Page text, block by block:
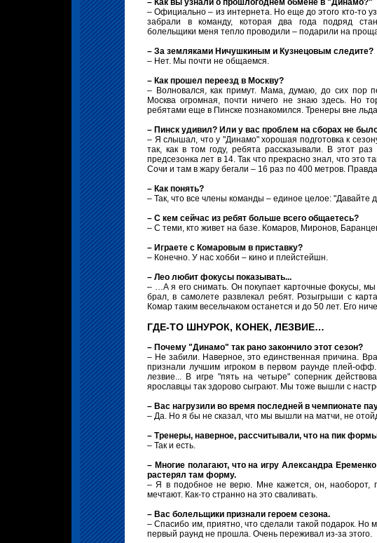
– Как вы узнали о прошлогоднем обмене в "Динамо?"
– Официально – из интернета. Но еще до этого кто-то
забрали в команду, которая два года подряд
болельщики меня тепло проводили – подарили на
– За земляками Ничушкиным и Кузнецовым следите?
– Нет. Мы почти не общаемся.
– Как прошел переезд в Москву?
– Волновался, как примут. Мама, думаю, до сих пор
Москва огромная, почти ничего не знаю здесь. Но
ребятами еще в Пинске познакомился. Тренеры вне
– Пинск удивил? Или у вас проблем на сборах не
– Я слышал, что у "Динамо" хорошая подготовка к
так, как в том году, ребята рассказывали. В этот
предсезонка лет в 14. Так что прекрасно знал, что это
Сочи и там в жару бегали – 16 раз по 400 метров.
– Как понять?
– Так, что все члены команды – единое целое:
– С кем сейчас из ребят больше всего общаетесь?
– С теми, кто живет на базе. Комаров, Миронов,
– Играете с Комаровым в приставку?
– Конечно. У нас хобби – кино и плейстейшн.
– Лео любит фокусы показывать...
– …А я его снимать. Он покупает карточные фокусы,
брал, в самолете развлекал ребят. Розыгрыши с
Комар таким весельчаком останется и до 50 лет. Его
ГДЕ-ТО ШНУРОК, КОНЕК, ЛЕЗВИЕ…
– Почему "Динамо" так рано закончило этот сезон?
– Не забили. Наверное, это единственная причина.
признали лучшим игроком в первом раунде плей-
лезвие... В игре "пять на четыре" соперник
ярославцы так здорово сыграют. Мы тоже вышли с
– Вас нагрузили во время последней в чемпионате
– Да. Но я бы не сказал, что мы вышли на матчи, не
– Тренеры, наверное, рассчитывали, что на пик
– Так и есть.
– Многие полагают, что на игру Александра
растерял там форму.
– Я в подобное не верю. Мне кажется, он, наоборот,
мечтают. Как-то странно на это сваливать.
– Вас болельщики признали героем сезона.
– Спасибо им, приятно, что сделали такой подарок.
первый раунд не прошла. Очень переживал из-за этого.